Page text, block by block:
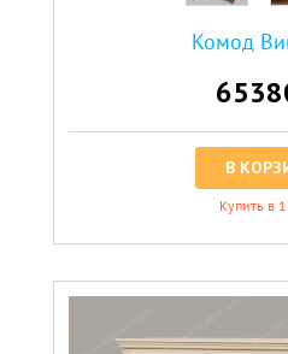
Комод
В
Купить в